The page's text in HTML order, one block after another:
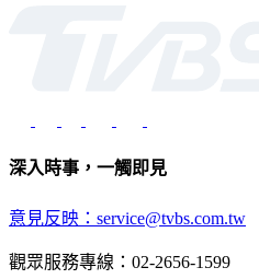
深入時事，一觸即見
意見反映：service@tvbs.com.tw
觀眾服務專線：02-2656-1599